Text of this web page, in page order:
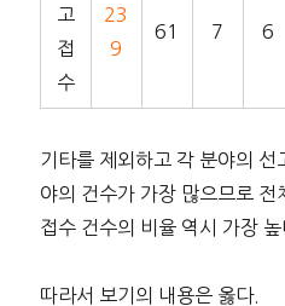
고
접
수
23
9
61 7 6
기타를 제외하고 각 분야의
야의 건수가 가장 많으므로 전
접수 건수의 비율 역시 가장 높
따라서 보기의 내용은 옳다.